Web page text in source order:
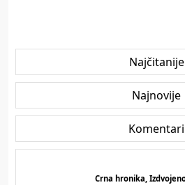
Najčitanije
Najnovije
Komentari